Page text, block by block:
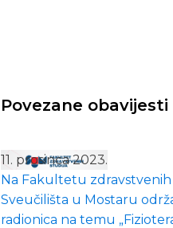
Povezane obavijesti
11. prosinca 2023.
Na Fakultetu
Sveučilišta u Mostaru
radionica na temu